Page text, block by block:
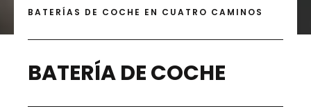
BATERÍAS DE COCHE EN CUATRO CAMINOS
BATERÍA DE COCHE